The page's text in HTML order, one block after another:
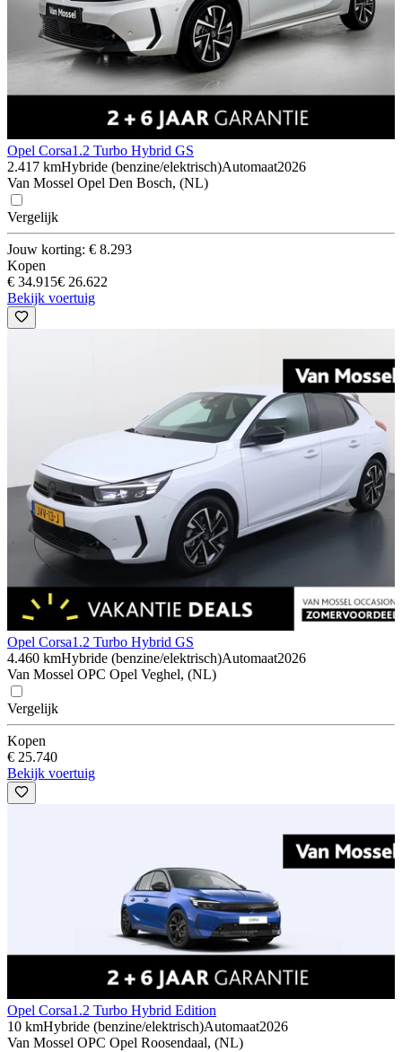
Opel Corsa1.2 Turbo Hybrid GS
2.417 kmHybride (benzine/elektrisch)Automaat2026
Van Mossel Opel Den Bosch, (NL)
Vergelijk
Jouw korting: € 8.293
Kopen
€ 34.915€ 26.622
Bekijk voertuig
Opel Corsa1.2 Turbo Hybrid GS
4.460 kmHybride (benzine/elektrisch)Automaat2026
Van Mossel OPC Opel Veghel, (NL)
Vergelijk
Kopen
€ 25.740
Bekijk voertuig
Opel Corsa1.2 Turbo Hybrid Edition
10 kmHybride (benzine/elektrisch)Automaat2026
Van Mossel OPC Opel Roosendaal, (NL)